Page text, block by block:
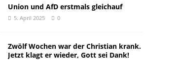
Union und AfD erstmals gleichauf
5. April 2025 0
Zwölf Wochen war der Christian krank.
Jetzt klagt er wieder, Gott sei Dank!